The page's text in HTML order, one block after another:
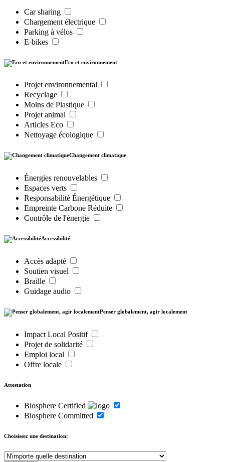
Car sharing
Chargement électrique
Parking à vélos
E-bikes
Eco et environnement
Projet environnemental
Recyclage
Moins de Plastique
Projet animal
Articles Eco
Nettoyage écologique
Changement climatique
Énergies renouvelables
Espaces verts
Responsabilité Énergétique
Empreinte Carbone Réduite
Contrôle de l'énergie
Accessibilité
Accès adapté
Soutien visuel
Braille
Guidage audio
Penser globalement, agir localement
Impact Local Positif
Projet de solidarité
Emploi local
Offre locale
Attestation
Biosphere Certified
Biosphere Committed
Choisissez une destination: